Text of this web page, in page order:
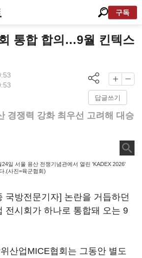
구독
통합 합의…9월 킨텍스
답글쓰기
경쟁력 강화 최우선 고려해 대승
일 서울 용산 전쟁기념관에서 열린 'KADEX 2026'
.(사진=육군협회)
국방전문기자] 논란을 거듭하던
전시회가 하나로 통합돼 오는 9
산업MICE협회는 그동안 별도